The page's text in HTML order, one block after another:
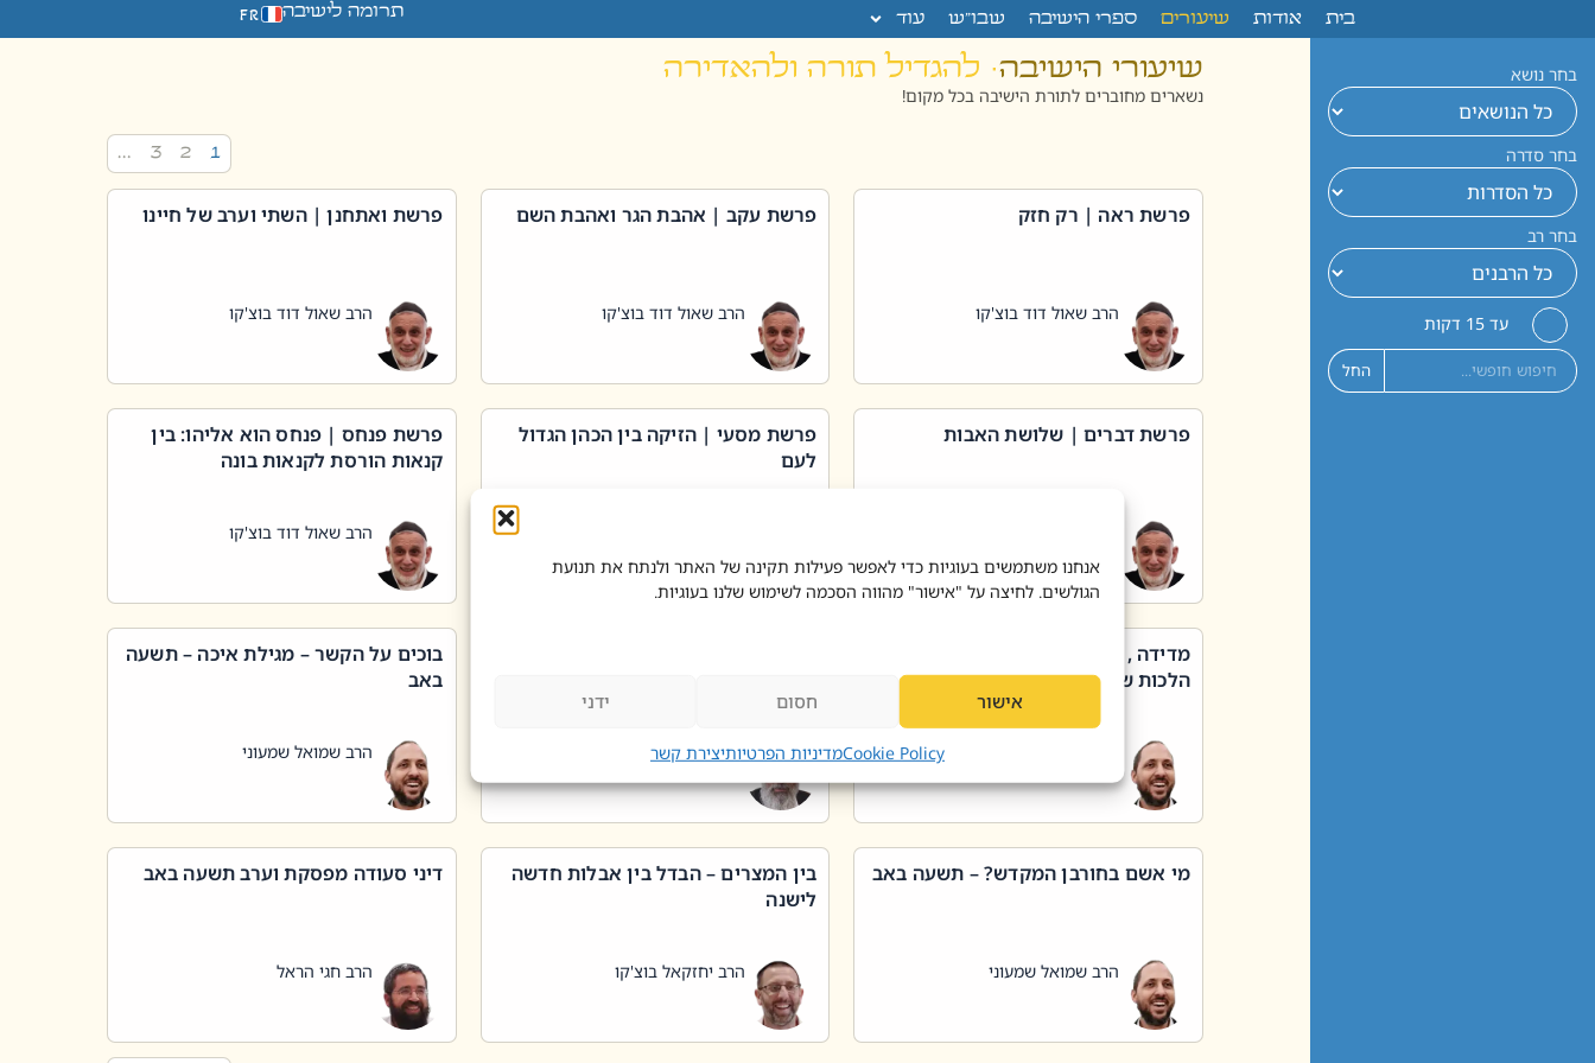
אנחנו משתמשים בעוגיות כדי לאפשר פעילות תקינה של האתר ולנתח את תנועת
הגולשים. לחיצה על "אישור" מהווה הסכמה לשימוש שלנו בעוגיות.
אישור חסום ידני
Cookie Policyמדיניות הפרטיותיצירת קשר
בית אודות שיעורים ספרי הישיבה שבו”ש עוד תרומה לישיבה FR
בחר נושא
בחר סדרה
בחר רב
עד 15 דקות
החל
שיעורי הישיבה· להגדיל תורה ולהאדירה
נשארים מחוברים לתורת הישיבה בכל מקום!
1
2
3
…
פרשת ראה | רק חזק
הרב שאול דוד בוצ'קו
פרשת עקב | אהבת הגר ואהבת השם
הרב שאול דוד בוצ'קו
פרשת ואתחנן | השתי וערב של חיינו
הרב שאול דוד בוצ'קו
פרשת דברים | שלושת האבות
פרשת מסעי | הזיקה בין הכהן הגדול
לעם
פרשת פנחס | פנחס הוא אליהו: בין
קנאות הורסת לקנאות בונה
הרב שאול דוד בוצ'קו
מדידה , קניה , שטיפת כלים בשבת –
הלכות שבת – סימן שכג
הרב יאיר בידני
בוכים על הקשר – מגילת איכה – תשעה
באב
הרב שמואל שמעוני
מי אשם בחורבן המקדש? – תשעה באב
הרב שמואל שמעוני
בין המצרים – הבדל בין אבלות חדשה
לישנה
הרב יחזקאל בוצ'קו
דיני סעודה מפסקת וערב תשעה באב
הרב חגי הראל